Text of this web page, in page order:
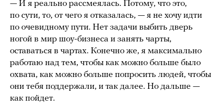
— И я реально рассмеялась. Потому, что это,
по сути, то, от чего я отказалась, — я не хочу идти
по очевидному пути. Нет задачи выбить дверь
ногой в мир шоу-бизнеса и занять чарты,
оставаться в чартах. Конечно же, я максимально
работаю над тем, чтобы как можно больше было
охвата, как можно больше попросить людей, чтобы
они тебя поддержали, и так далее. Но дальше —
как пойдет.